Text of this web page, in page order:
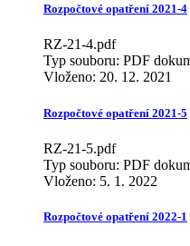
Rozpočtové opatření 2021-4
RZ-21-4.pdf
Typ souboru: PDF
Vloženo: 20. 12. 2021
Rozpočtové opatření 2021-5
RZ-21-5.pdf
Typ souboru: PDF
Vloženo: 5. 1. 2022
Rozpočtové opatření 2022-1